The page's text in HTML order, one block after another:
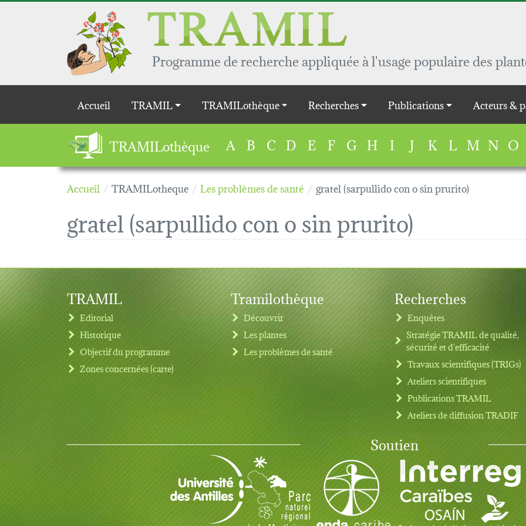
Aller au contenu principal
Programme de recherche appliquée à l'usage populaire des
Main navigation
Accueil TRAMIL TRAMILothèque Recherches Publications Acteurs &
TRAMILothèque A B C D E F G H I J K L M N O
Accueil TRAMILotheque Les problèmes de santé gratel (sarpullido con o sin prurito)
gratel (sarpullido con o sin prurito)
Footer menu
TRAMIL
Editorial
Historique
Objectif du programme
Zones concernées (carte)
Tramilothèque
Découvrir
Les plantes
Les problèmes de santé
Recherches
Enquêtes
Stratégie TRAMIL de qualité,
sécurité et d'efficacité
Travaux scientifiques (TRIGs)
Ateliers scientifiques
Publications TRAMIL
Ateliers de diffusion TRADIF
Soutien